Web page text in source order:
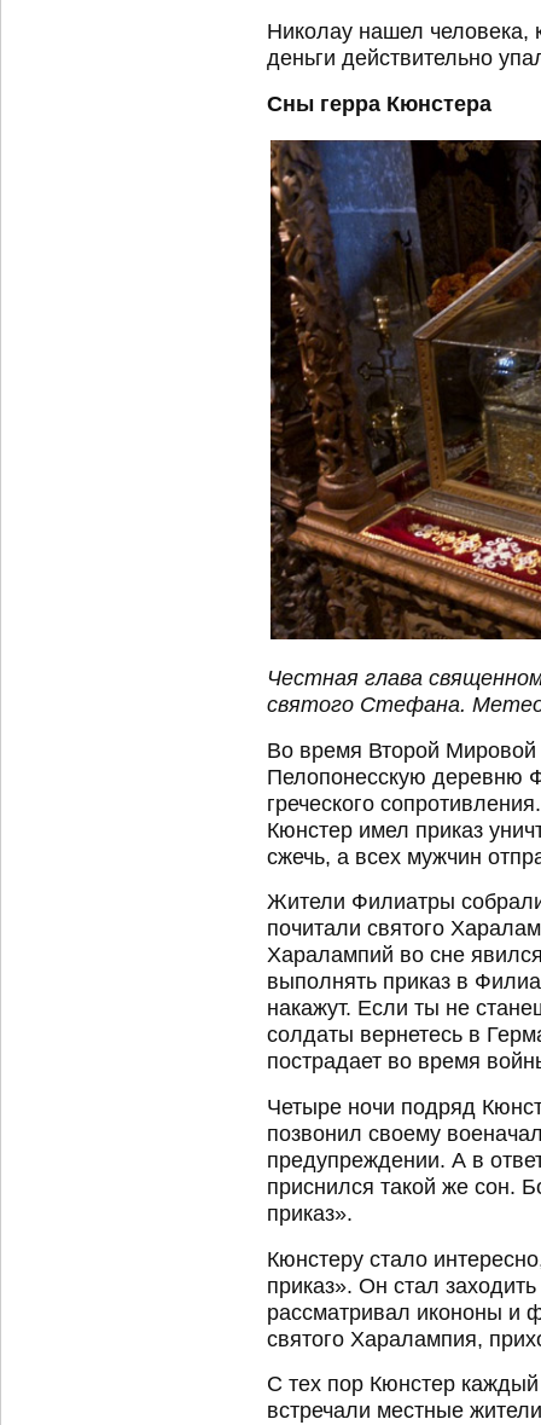
Николау нашел человека,
деньги действительно
Сны герра Кюнстера
Честная глава
святого Стефана.
Во время Второй Мировой
Пелопонесскую деревню
греческого
Кюнстер имел приказ
сжечь, а всех мужчин
Жители Филиатры
почитали святого
Харалампий во сне
выполнять приказ в
накажут. Если ты не
солдаты вернетесь в
пострадает во время
Четыре ночи подряд
позвонил своему
предупреждении. А в
приснился такой же сон.
приказ».
Кюнстеру стало
приказ». Он стал
рассматривал икононы и
святого Харалампия,
С тех пор Кюнстер
встречали местные